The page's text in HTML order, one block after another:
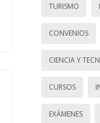
TURISMO
CONVENIOS
CIENCIA Y
CURSOS
EXÁMENES